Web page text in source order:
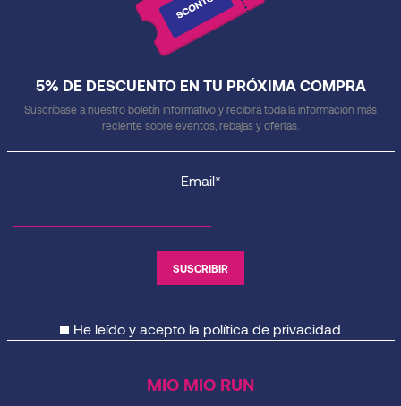
5% DE DESCUENTO EN TU PRÓXIMA COMPRA
Suscríbase a nuestro boletín informativo y recibirá toda la información más
reciente sobre eventos, rebajas y ofertas.
Email*
He leído y acepto la política de privacidad
MIO MIO RUN